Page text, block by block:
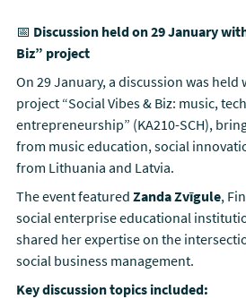
📅 Discussion held on 29 January
Biz” project
On 29 January, a discussion was held
project “Social Vibes & Biz: music,
entrepreneurship” (KA210-SCH),
from music education, social
from Lithuania and Latvia.
The event featured Zanda Zvīgule,
social enterprise educational
shared her expertise on the
social business management.
Key discussion topics included: